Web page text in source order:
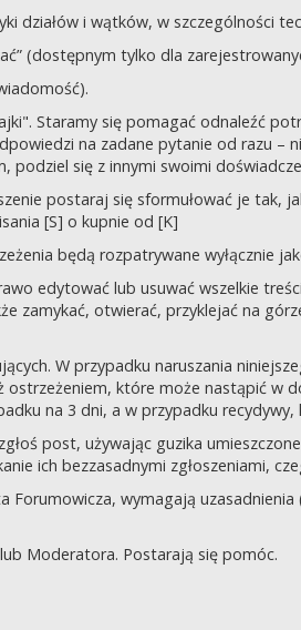
działów i wątków, w szczególności
(dostępnym tylko dla
Staramy się pomagać odnaleźć
na zadane pytanie od razu –
podziel się z innymi swoimi
postaraj się sformułować je
[S] o kupnie od [K]
będą rozpatrywane wyłącznie
edytować lub usuwać wszelkie
zamykać, otwierać, przyklejać na
W przypadku naruszania
które może nastąpić
na 3 dni, a w przypadku
post, używając guzika
ich bezzasadnymi zgłoszeniami,
wymagają
Moderatora. Postarają się pomóc.